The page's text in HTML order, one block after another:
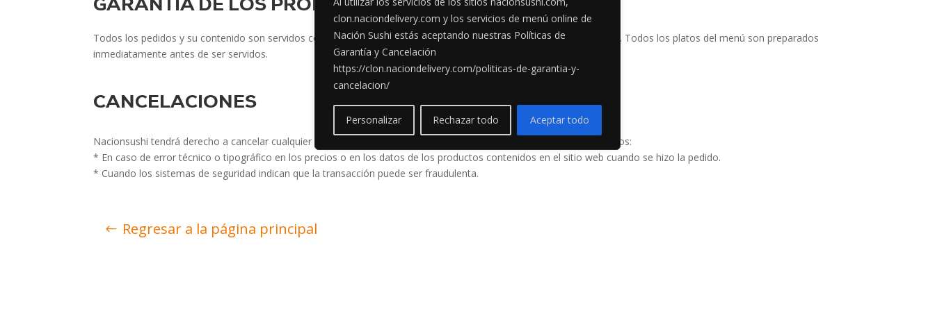
clon.naciondelivery.com y los servicios de menú online de
Nación Sushi estás aceptando nuestras Políticas de
Garantía y Cancelación
https://clon.naciondelivery.com/politicas-de-garantia-y-
cancelacion/
Personalizar Rechazar todo Aceptar todo
Todos los pedidos y su contenido son servidos con productos debidamente procesados, refrigerados y conservados. Todos los platos del menú son preparados
inmediatamente antes de ser servidos.
CANCELACIONES
Nacionsushi tendrá derecho a cancelar cualquier pedido o no aceptar un pedido confirmado por los siguientes motivos:
* En caso de error técnico o tipográfico en los precios o en los datos de los productos contenidos en el sitio web cuando se hizo la pedido.
* Cuando los sistemas de seguridad indican que la transacción puede ser fraudulenta.
Regresar a la página principal